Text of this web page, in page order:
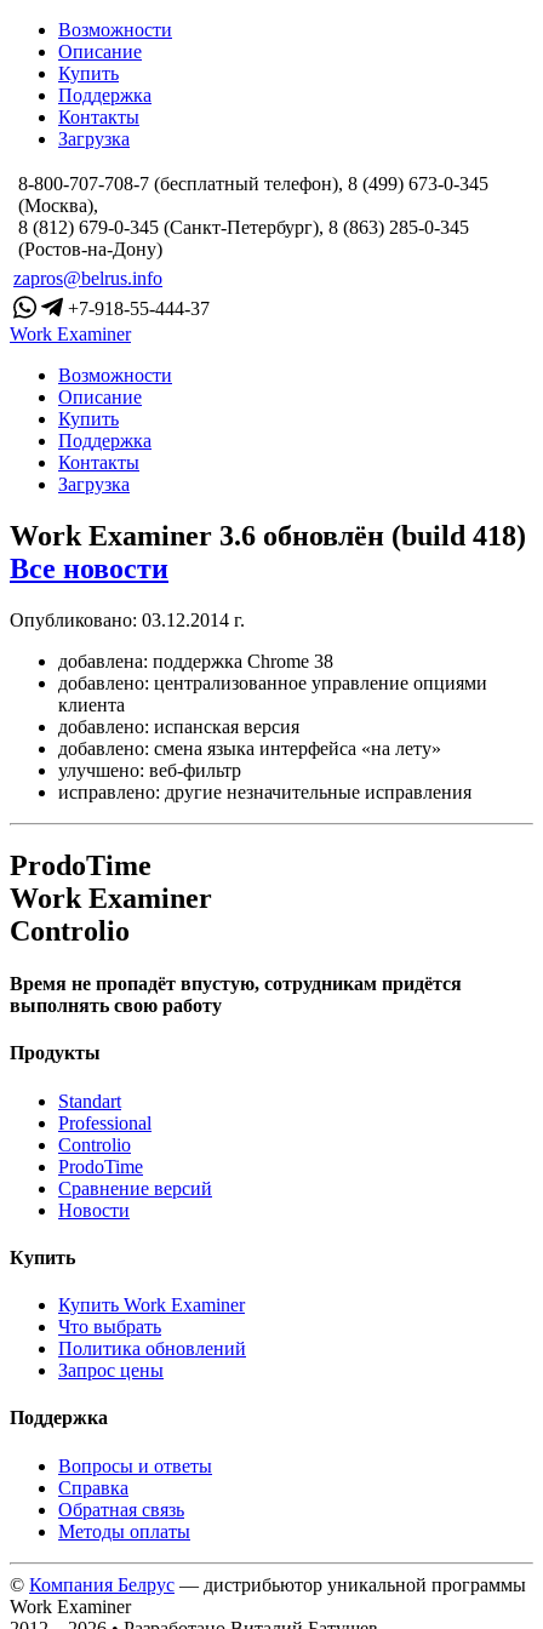
Возможности
Описание
Купить
Поддержка
Контакты
Загрузка
8-800-707-708-7 (бесплатный телефон), 8 (499) 673-0-345
(Москва),
8 (812) 679-0-345 (Санкт-Петербург), 8 (863) 285-0-345
(Ростов-на-Дону)
zapros@belrus.info
+7-918-55-444-37
Work Examiner
Возможности
Описание
Купить
Поддержка
Контакты
Загрузка
Work Examiner 3.6 обновлён (build 418)
Все новости
Опубликовано: 03.12.2014 г.
добавлена: поддержка Chrome 38
добавлено: централизованное управление опциями
клиента
добавлено: испанская версия
добавлено: смена языка интерфейса «на лету»
улучшено: веб-фильтр
исправлено: другие незначительные исправления
ProdoTime
Work Examiner
Controlio
Время не пропадёт впустую, сотрудникам придётся
выполнять свою работу
Продукты
Standart
Professional
Controlio
ProdoTime
Сравнение версий
Новости
Купить
Купить Work Examiner
Что выбрать
Политика обновлений
Запрос цены
Поддержка
Вопросы и ответы
Справка
Обратная связь
Методы оплаты
© Компания Белрус — дистрибьютор уникальной программы
Work Examiner